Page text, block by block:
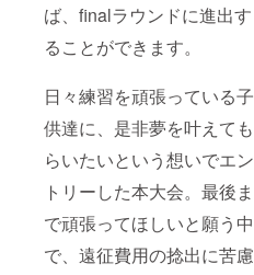
ば、finalラウンドに進出す
ることができます。
日々練習を頑張っている子
供達に、是非夢を叶えても
らいたいという想いでエン
トリーした本大会。最後ま
で頑張ってほしいと願う中
で、遠征費用の捻出に苦慮